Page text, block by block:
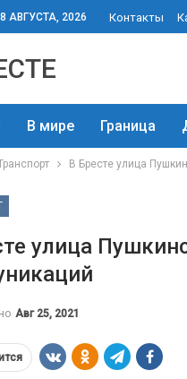
АВГУСТА, 2026 Контакты
В мире Граница
В Бресте улица
улица
Авг 25, 2021